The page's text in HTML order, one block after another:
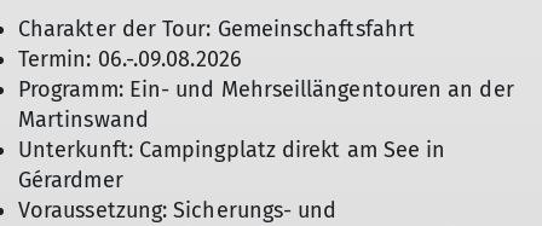
Charakter der Tour: Gemeinschaftsfahrt
Termin: 06.-.09.08.2026
Programm: Ein- und Mehrseillängentouren an der
Martinswand
Unterkunft: Campingplatz direkt am See in
Gérardmer
Voraussetzung: Sicherungs- und